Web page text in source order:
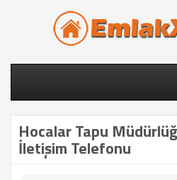
Hocalar Tapu
İletişim Telefonu